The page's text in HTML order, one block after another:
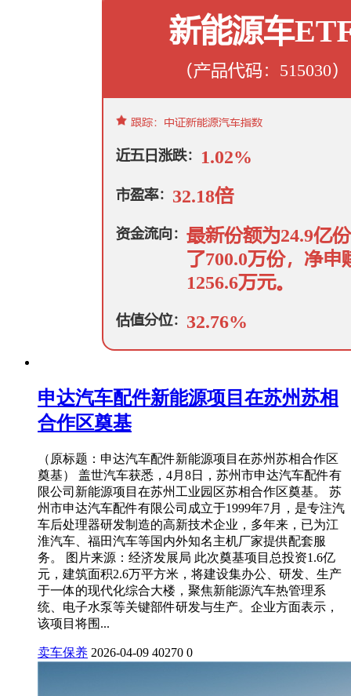
申达汽车配件新能源项目在苏州苏相
合作区奠基
（原标题：申达汽车配件新能源项目在苏州苏相合作区
奠基） 盖世汽车获悉，4月8日，苏州市申达汽车配件有
限公司新能源项目在苏州工业园区苏相合作区奠基。 苏
州市申达汽车配件有限公司成立于1999年7月，是专注汽
车后处理器研发制造的高新技术企业，多年来，已为江
淮汽车、福田汽车等国内外知名主机厂家提供配套服
务。 图片来源：经济发展局 此次奠基项目总投资1.6亿
元，建筑面积2.6万平方米，将建设集办公、研发、生产
于一体的现代化综合大楼，聚焦新能源汽车热管理系
统、电子水泵等关键部件研发与生产。企业方面表示，
该项目将围...
卖车保养 2026-04-09 40270 0